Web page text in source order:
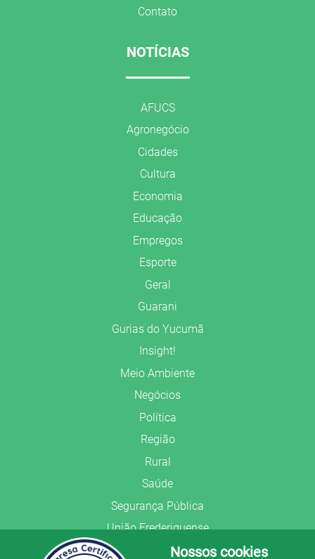
Contato
NOTÍCIAS
AFUCS
Agronegócio
Cidades
Cultura
Economia
Educação
Empregos
Esporte
Geral
Guarani
Gurias do Yucumã
Insight!
Meio Ambiente
Negócios
Política
Região
Rural
Saúde
Segurança Pública
União Frederiquense
Nossos cookies